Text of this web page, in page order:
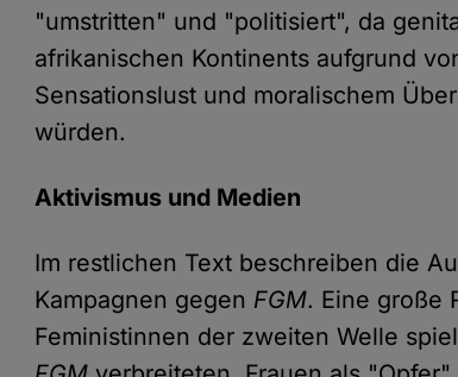
"umstritten" und "politisiert", da
afrikanischen Kontinents aufgrund
Sensationslust und moralischem
würden.
Aktivismus und Medien
Im restlichen Text beschreiben die
Kampagnen gegen FGM. Eine große
Feministinnen der zweiten Welle